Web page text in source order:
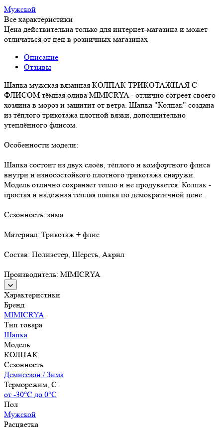
Мужской
Все характеристики
Цена действительна только для интернет-магазина и может
отличаться от цен в розничных магазинах
Описание
Отзывы
Шапка мужская вязанная КОЛПАК ТРИКОТАЖНАЯ С
ФЛИСОМ тёмная олива MIMICRYA - отлично согреет своего
хозяина в мороз и защитит от ветра. Шапка "Колпак" создана
из тёплого трикотажа плотной вязки, дополнительно
утеплённого флисом.
Особенности модели:
Шапка состоит из двух слоёв, тёплого и комфортного флиса
внутри и износостойкого плотного трикотажа снаружи.
Модель отлично сохраняет тепло и не продувается. Колпак -
простая и надёжная тёплая шапка по демократичной цене.
Сезонность: зима
Материал: Трикотаж + флис
Состав: Полиэстер, Шерсть, Акрил
Производитель: MIMICRYA
Характеристики
Бренд
MIMICRYA
Тип товара
Шапка
Модель
КОЛПАК
Сезонность
Демисезон / Зима
Терморежим, C
от -30°С до 0°С
Пол
Мужской
Расцветка